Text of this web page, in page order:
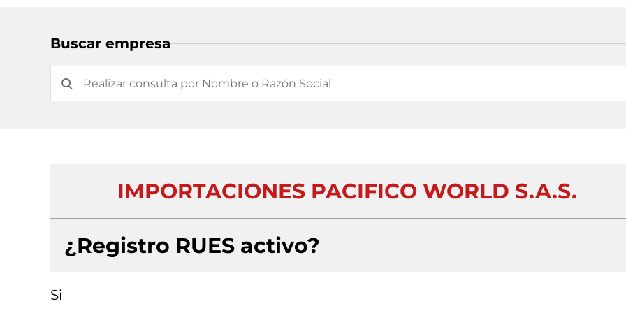
Buscar empresa
IMPORTACIONES PACIFICO WORLD S.A.S.
¿Registro RUES activo?
Si